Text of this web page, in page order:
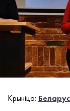
Крыніца: